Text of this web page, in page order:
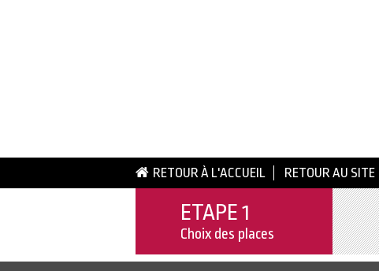
RETOUR À L'ACCUEIL RETOUR AU SITE
ETAPE 1
Choix des places